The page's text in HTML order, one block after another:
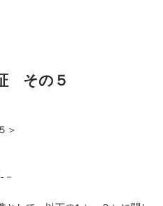
その５
＞